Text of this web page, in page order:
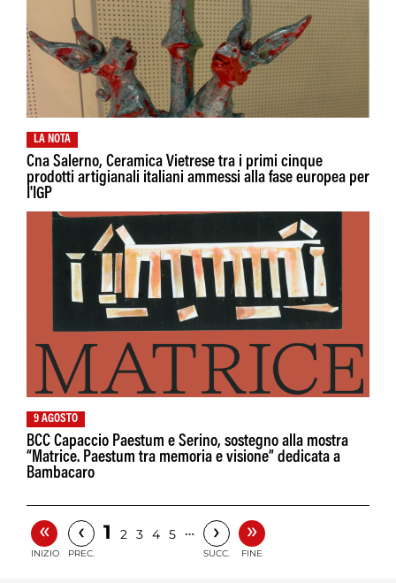
LA NOTA
Cna Salerno, Ceramica Vietrese tra i primi cinque
prodotti artigianali italiani ammessi alla fase europea per
I'IGP
9 AGOSTO
BCC Capaccio Paestum e Serino, sostegno alla mostra
“Matrice. Paestum tra memoria e visione” dedicata a
Bambacaro
«
INIZIO
‹
PREC.
1 2 3 4 5 … ›
SUCC.
»
FINE